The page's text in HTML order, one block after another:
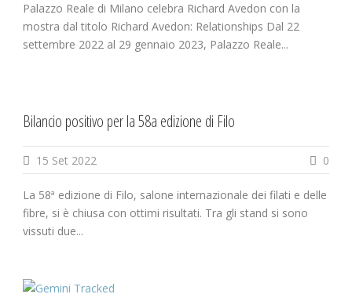
Palazzo Reale di Milano celebra Richard Avedon con la
mostra dal titolo Richard Avedon: Relationships Dal 22
settembre 2022 al 29 gennaio 2023, Palazzo Reale...
Bilancio positivo per la 58a edizione di Filo
15 Set 2022 0
La 58ª edizione di Filo, salone internazionale dei filati e delle
fibre, si è chiusa con ottimi risultati. Tra gli stand si sono
vissuti due...